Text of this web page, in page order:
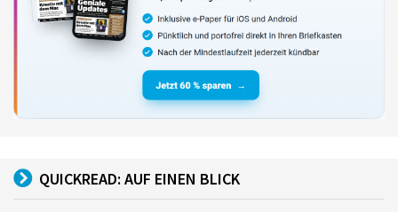
QUICKREAD: AUF EINEN BLICK